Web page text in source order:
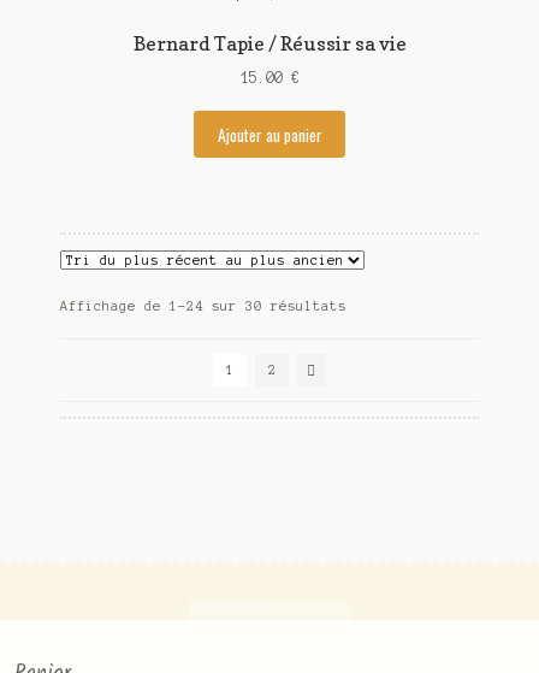
Bernard Tapie / Réussir sa vie
15.00 €
Ajouter au panier
Affichage de 1–24 sur 30 résultats
1 2